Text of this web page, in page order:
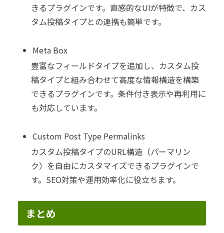
きるプラグインです。直感的なUIが特徴で、カス
タム投稿タイプとの連携も簡単です。
Meta Box
豊富なフィールドタイプを追加し、カスタム投
稿タイプと組み合わせて高度な情報構造を構築
できるプラグインです。条件付き表示や再利用に
も対応しています。
Custom Post Type Permalinks
カスタム投稿タイプのURL構造（パーマリン
ク）を自由にカスタマイズできるプラグインで
す。SEO対策や運用効率化に役立ちます。
まとめ